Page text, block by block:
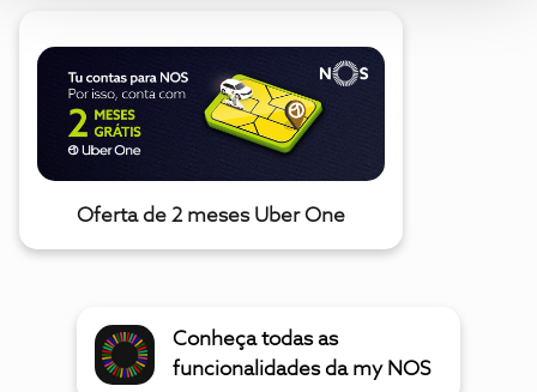
Oferta de 2 meses Uber One
Conheça todas as
funcionalidades da my NOS